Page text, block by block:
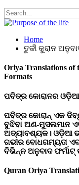
Home
ତୁର୍କୀ କୁରାନ
Oriya Translations of
Formats
ପବିତ୍ର କୋରାନର ଓଡ଼ିଆ
ପବିତ୍ର କୋରାନ୍ ଏକ ଦିବ୍ୟ
ବୁଝିବା ଅଣ-ମୁସଲମାନ
ଅତ୍ୟାବଶ୍ୟକ। ଓଡ଼ିଆ
ଗଭୀର ବୋଧଗମ୍ୟତା
ବିଭିନ୍ନ ଅନୁବାଦ
Quran Oriya